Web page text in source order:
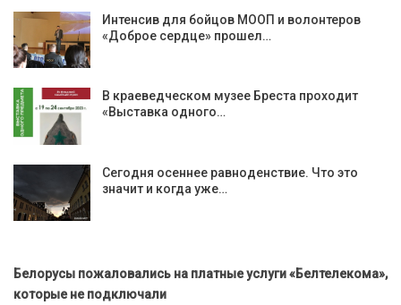
Интенсив для бойцов МООП и волонтеров
«Доброе сердце» прошел…
В краеведческом музее Бреста проходит
«Выставка одного…
Сегодня осеннее равноденствие. Что это
значит и когда уже…
Белорусы пожаловались на платные услуги «Белтелекома»,
которые не подключали